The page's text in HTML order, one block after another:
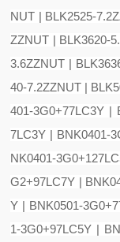
NUT | BLK2525-
ZZNUT | BLK3620-
3.6ZZNUT |
40-7.2ZZNUT |
401-3G0+77LC3Y |
7LC3Y | BNK0401-
NK0401-
G2+97LC7Y |
Y | BNK0501-
1-3G0+97LC5Y |